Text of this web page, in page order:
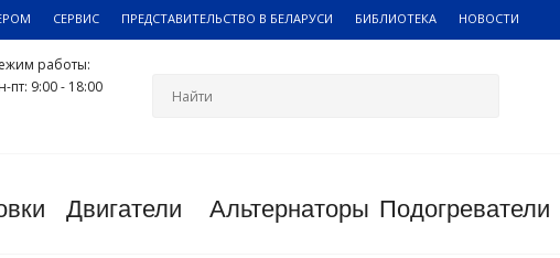
СЕРВИС ПРЕДСТАВИТЕЛЬСТВО В БЕЛАРУСИ БИБЛИОТЕКА НОВОСТИ
работы:
пт: 9:00 - 18:00
Двигатели Альтернаторы Подогреватели